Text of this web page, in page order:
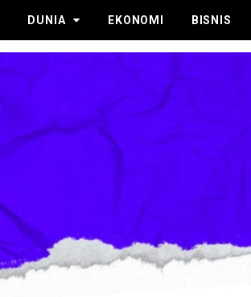
DUNIA EKONOMI BISNIS